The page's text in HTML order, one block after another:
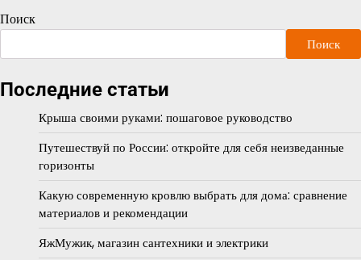
Поиск
Поиск
Последние статьи
Крыша своими руками: пошаговое руководство
Путешествуй по России: откройте для себя неизведанные
горизонты
Какую современную кровлю выбрать для дома: сравнение
материалов и рекомендации
ЯжМужик, магазин сантехники и электрики